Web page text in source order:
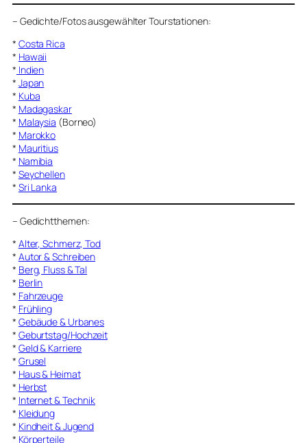
– Gedichte/Fotos ausgewählter Tourstationen:
* Costa Rica
* Hawaii
* Indien
* Japan
* Kuba
* Madagaskar
* Malaysia (Borneo)
* Marokko
* Mauritius
* Namibia
* Seychellen
* Sri Lanka
– Gedichtthemen:
* Alter, Schmerz, Tod
* Autor & Schreiben
* Berg, Fluss & Tal
* Berlin
* Fahrzeuge
* Frühling
* Gebäude & Urbanes
* Geburtstag/Hochzeit
* Geld & Karriere
* Grusel
* Haus & Heimat
* Herbst
* Internet & Technik
* Kleidung
* Kindheit & Jugend
* Körperteile